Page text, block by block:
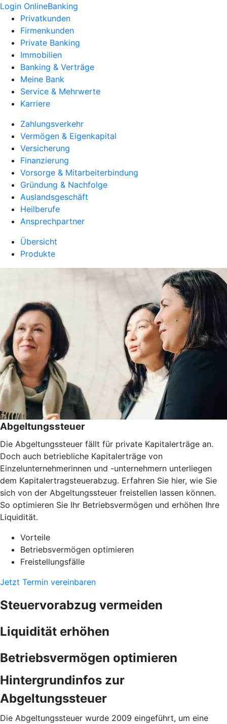
Login OnlineBanking
Privatkunden
Firmenkunden
Private Banking
Immobilien
Banking & Verträge
Meine Bank
Service & Mehrwerte
Karriere
Zahlungsverkehr
Vermögen & Eigenkapital
Versicherung
Finanzierung
Vorsorge & Mitarbeiterbindung
Gründung & Nachfolge
Auslandsgeschäft
Heilberufe
Ansprechpartner
Übersicht
Produkte
Abgeltungssteuer
Die Abgeltungssteuer fällt für private Kapitalerträge an.
Doch auch betriebliche Kapitalerträge von
Einzelunternehmerinnen und -unternehmern unterliegen
dem Kapitalertragsteuerabzug. Erfahren Sie hier, wie Sie
sich von der Abgeltungssteuer freistellen lassen können.
So optimieren Sie Ihr Betriebsvermögen und erhöhen Ihre
Liquidität.
Vorteile
Betriebsvermögen optimieren
Freistellungsfälle
Jetzt Termin vereinbaren
Steuervorabzug vermeiden
Liquidität erhöhen
Betriebsvermögen optimieren
Hintergrundinfos zur
Abgeltungssteuer
Die Abgeltungssteuer wurde 2009 eingeführt, um eine